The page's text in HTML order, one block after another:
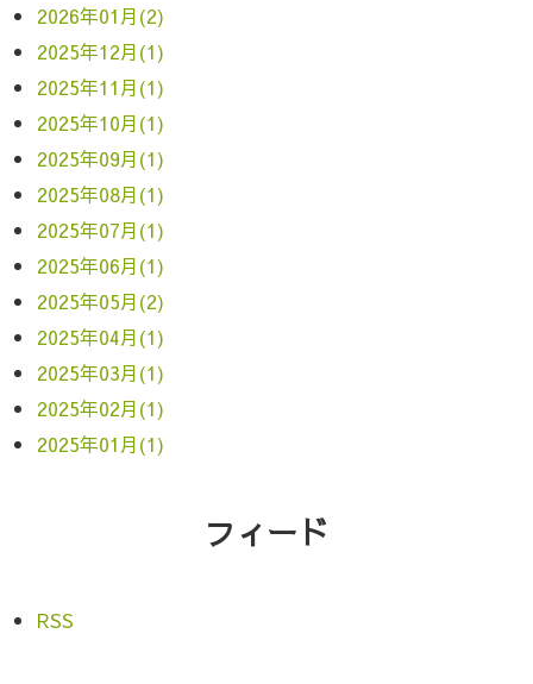
2026年01月(2)
2025年12月(1)
2025年11月(1)
2025年10月(1)
2025年09月(1)
2025年08月(1)
2025年07月(1)
2025年06月(1)
2025年05月(2)
2025年04月(1)
2025年03月(1)
2025年02月(1)
2025年01月(1)
フィード
RSS